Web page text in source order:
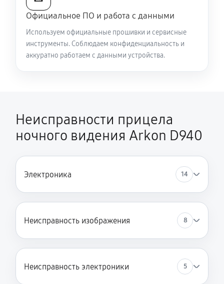
Официальное ПО и работа с данными
Используем официальные прошивки и сервисные
инструменты. Соблюдаем конфиденциальность и
аккуратно работаем с данными устройства.
Неисправности прицела
ночного видения Arkon D940
Электроника 14
Неисправность изображения 8
Неисправность электроники 5